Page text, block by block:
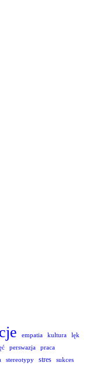
empatia kultura
lęk
perswazja
praca
stereotypy stres sukces